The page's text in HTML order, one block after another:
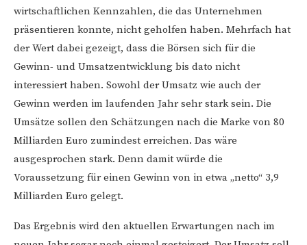
wirtschaftlichen Kennzahlen, die das Unternehmen
präsentieren konnte, nicht geholfen haben. Mehrfach hat
der Wert dabei gezeigt, dass die Börsen sich für die
Gewinn- und Umsatzentwicklung bis dato nicht
interessiert haben. Sowohl der Umsatz wie auch der
Gewinn werden im laufenden Jahr sehr stark sein. Die
Umsätze sollen den Schätzungen nach die Marke von 80
Milliarden Euro zumindest erreichen. Das wäre
ausgesprochen stark. Denn damit würde die
Voraussetzung für einen Gewinn von in etwa „netto“ 3,9
Milliarden Euro gelegt.
Das Ergebnis wird den aktuellen Erwartungen nach im